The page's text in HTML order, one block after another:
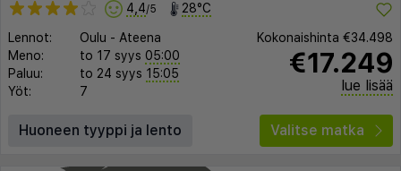
4,4/5 28°C
Lennot: Oulu - Ateena
Meno:
to 17 syys 05:00
Paluu:
to 24 syys 15:05
Yöt:
7
Kokonaishinta €34.498
€17.249
lue lisää
Huoneen tyyppi ja lento Valitse matka